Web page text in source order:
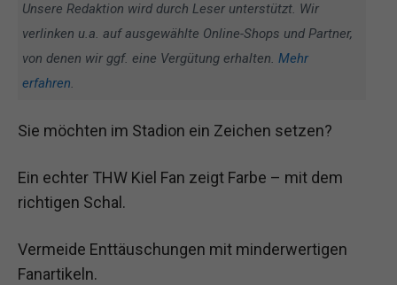
Unsere Redaktion wird durch Leser unterstützt. Wir
verlinken u.a. auf ausgewählte Online-Shops und Partner,
von denen wir ggf. eine Vergütung erhalten. Mehr
erfahren.
Sie möchten im Stadion ein Zeichen setzen?
Ein echter THW Kiel Fan zeigt Farbe – mit dem
richtigen Schal.
Vermeide Enttäuschungen mit minderwertigen
Fanartikeln.